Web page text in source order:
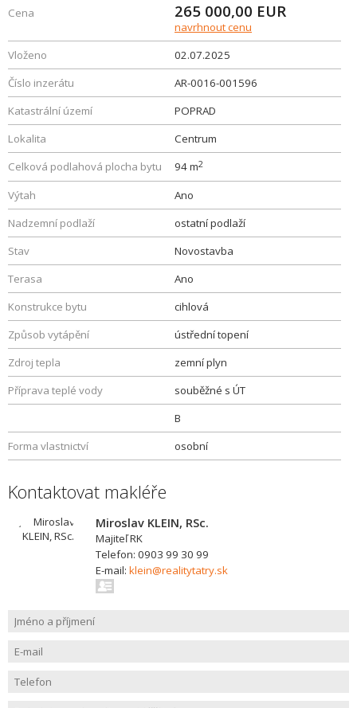
Cena 265 000,00 EUR
navrhnout cenu
Vloženo
02.07.2025
Číslo inzerátu
AR-0016-001596
Katastrální území
POPRAD
Lokalita
Centrum
Celková podlahová plocha bytu
94 m2
Výtah
Ano
Nadzemní podlaží
ostatní podlaží
Stav
Novostavba
Terasa
Ano
Konstrukce bytu
cihlová
Způsob vytápění
ústřední topení
Zdroj tepla
zemní plyn
Příprava teplé vody
souběžné s ÚT
B
Forma vlastnictví
osobní
Kontaktovat makléře
Miroslav KLEIN, RSc.
Majiteľ RK
Telefon: 0903 99 30 99
E-mail: klein@realitytatry.sk